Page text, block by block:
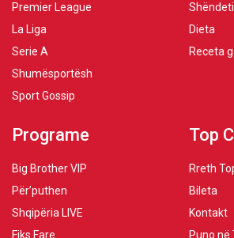
Premier League
La Liga
Serie A
Shumësportësh
Sport Gossip
Shëndeti
Dieta
Receta
Programe
Big Brother VIP
Për’puthen
Shqipëria LIVE
Fiks Fare
Top
Rreth
Bileta
Kontakt
Puno në